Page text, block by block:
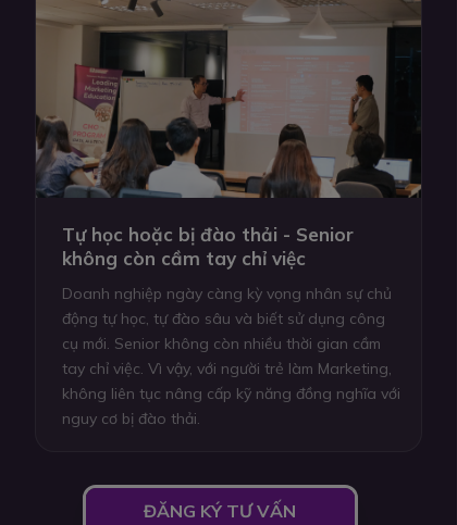
Tự học hoặc bị đào thải - Senior
không còn cầm tay chỉ việc
Doanh nghiệp ngày càng kỳ vọng nhân sự chủ
động tự học, tự đào sâu và biết sử dụng công
cụ mới. Senior không còn nhiều thời gian cầm
tay chỉ việc. Vì vậy, với người trẻ làm Marketing,
không liên tục nâng cấp kỹ năng đồng nghĩa với
nguy cơ bị đào thải.
ĐĂNG KÝ TƯ VẤN